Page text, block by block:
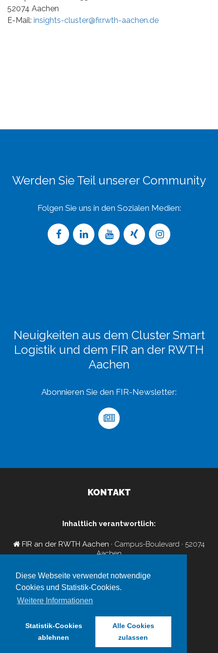
Diese Webseite verwendet notwendige
Cookies und Statistik-Cookies.
Weitere Informationen
Statistik-Cookies
ablehnen
Alle Cookies
zulassen
52074 Aachen
E-Mail: insights-cluster@fir.rwth-aachen.de
Werden Sie Teil unserer Community
Folgen Sie uns in den Sozialen Medien:
Neuigkeiten aus dem Cluster Smart
Logistik und dem FIR an der RWTH
Aachen
Abonnieren Sie den FIR-Newsletter:
KONTAKT
Inhaltlich verantwortlich:
FIR an der RWTH Aachen · Campus-Boulevard · 52074
Aachen
insights-cluster@fir.rwth-aachen.de
FIR-Newsletter-Abo
Veranstalter:
EICe Aachen GmbH
/Datenschutzerklärung